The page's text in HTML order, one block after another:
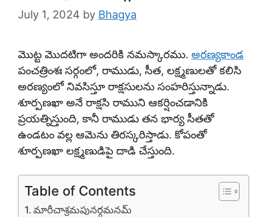
July 1, 2024 by Bhagya
మొట్ట మొదటిగా అందరికి నమస్కారము. అరణ్యకాండ
పంచత్రింశః సర్గంలో, రాముడు, సీత, లక్ష్మణులతో కలిసి
అరణ్యంలో నివసిస్తూ రాక్షసులను సంహరిస్తున్నాడు.
శూర్పణఖా అనే రాక్షసి రాముని ఆకర్షించడానికి
ప్రయత్నిస్తుంది, కానీ రాముడు తన భార్య సీతతో
ఉండటం వల్ల ఆమెను తిరస్కరిస్తాడు. కోపంతో
శూర్పణఖా లక్ష్మణుడిపై దాడి చేస్తుంది.
Table of Contents
మారీచాశ్రమపునర్గమనమ్